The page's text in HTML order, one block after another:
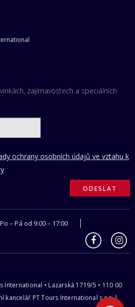
zajímavostech a speciálních
ochrany osobních údajů ve vztahu k
Po – Pá od 9:00 – 17:00
International • Lazarská 1719/5 • 110 00
kancelář PT Tours International s.r.o |